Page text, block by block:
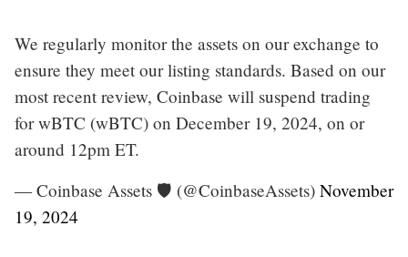
We regularly monitor the assets on our exchange to
ensure they meet our listing standards. Based on our
most recent review, Coinbase will suspend trading
for wBTC (wBTC) on December 19, 2024, on or
around 12pm ET.
— Coinbase Assets 🛡️ (@CoinbaseAssets) November
19, 2024